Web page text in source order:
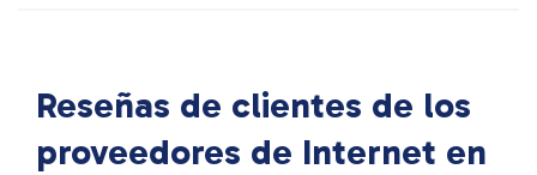
Reseñas de clientes de los
proveedores de Internet en